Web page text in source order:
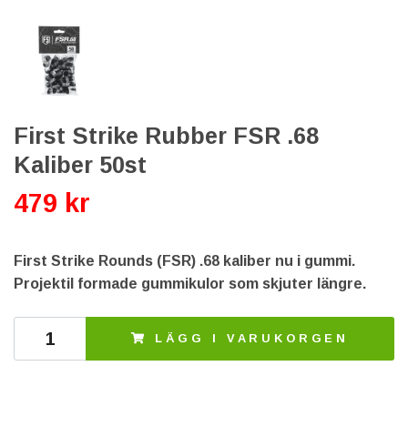
First Strike Rubber FSR .68
Kaliber 50st
479 kr
First Strike Rounds (FSR) .68 kaliber nu i gummi.
Projektil formade gummikulor som skjuter längre.
LÄGG I VARUKORGEN